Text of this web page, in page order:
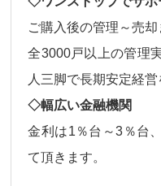
ご購入後の管理～売却
全3000戸以上の管理
人三脚で長期安定経営
◇幅広い金融機関
金利は1％台～3％台、
て頂きます。